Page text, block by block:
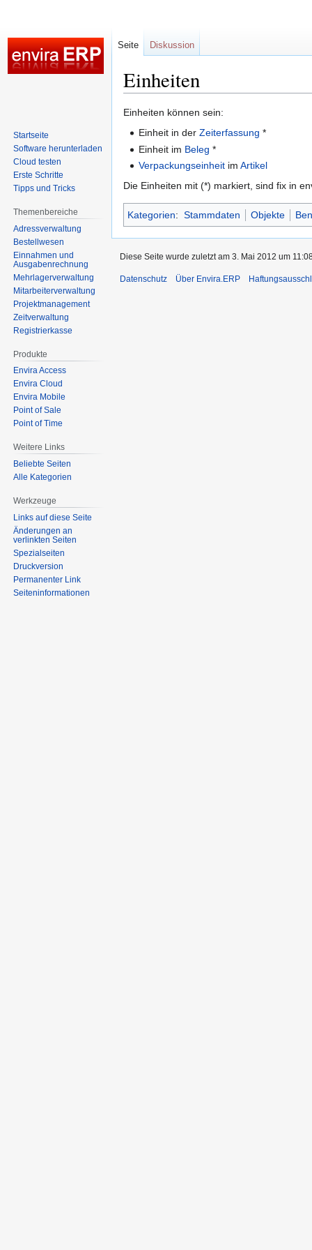
Einheiten
Zur
Navigation
Zur
Suche
Einheiten können sein:
Einheit in derZeiterfassung *
Einheit im Beleg *
Verpackungseinheit imArtikel
Die Einheiten mit (*) markiert, sind fix in
Kategorien: Stammdaten Objekte
Seite Diskussion
Startseite
Software herunterladen
Cloud testen
Erste Schritte
Tipps und Tricks
Themenbereiche
Adressverwaltung
Bestellwesen
Einnahmen und
Ausgabenrechnung
Mehrlagerverwaltung
Mitarbeiterverwaltung
Projektmanagement
Zeitverwaltung
Registrierkasse
Produkte
Envira Access
Envira Cloud
Envira Mobile
Point of Sale
Point of Time
Weitere Links
Beliebte Seiten
Alle Kategorien
Werkzeuge
Links auf diese Seite
Änderungen an
verlinkten Seiten
Spezialseiten
Druckversion
Permanenter Link
Seiten­­informationen
Diese Seite wurde zuletzt am 3. Mai 2012 um
Datenschutz Über Envira.ERP